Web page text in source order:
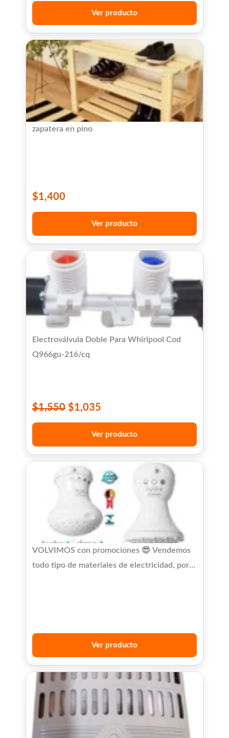
Ver producto
zapatera en pino
$1,400
Ver producto
Electroválvula Doble Para Whirlpool Cod
Q966gu-216/cq
$1,550 $1,035
Ver producto
VOLVIMOS con promociones 😎 Vendemos
todo tipo de materiales de electricidad, por
Ver producto